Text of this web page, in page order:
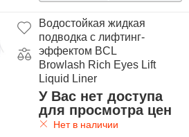
Водостойкая жидкая
подводка с лифтинг-
эффектом BCL
Browlash Rich Eyes Lift
Liquid Liner
У Вас нет доступа
для просмотра цен
Нет в наличии